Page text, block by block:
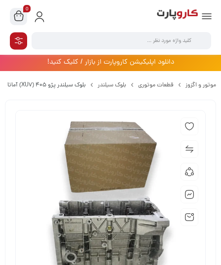
0
دانلود اپلیکیشن کاروپارت از بازار / کلیک کنید!
موتور و اگزوز قطعات موتوری بلوک سیلندر بلوک سیلندر پژو 405 (XU7) آماتا